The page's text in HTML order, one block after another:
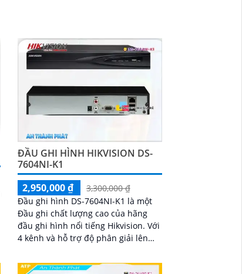
ĐẦU GHI HÌNH HIKVISION DS-
7604NI-K1
2,950,000 ₫
3,300,000 ₫
Đầu ghi hình DS-7604NI-K1 là một
Đầu ghi chất lượng cao của hãng
đầu ghi hình nổi tiếng Hikvision. Với
4 kênh và hỗ trợ độ phân giải lên
hình ảnh rõ nét và chi tiết